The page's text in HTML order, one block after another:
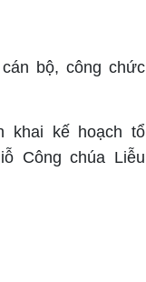
bộ, công chức
khai kế hoạch tổ
Công chúa Liễu